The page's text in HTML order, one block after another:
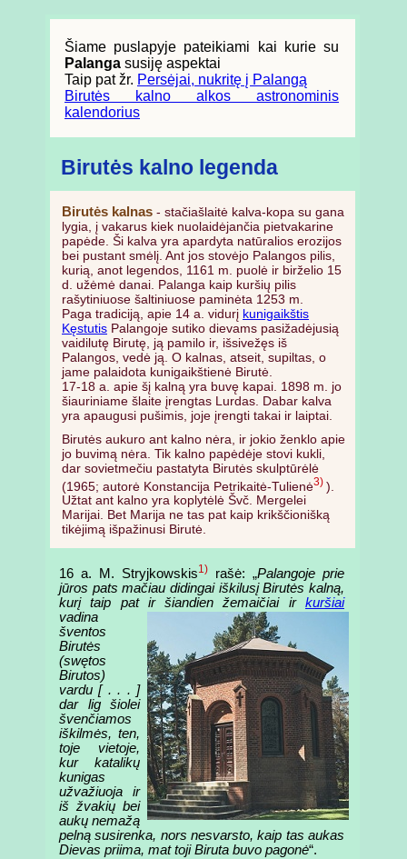
Šiame puslapyje pateikiami kai kurie su
Palanga susiję aspektai
Taip pat žr. Persėjai, nukritę į Palangą
Birutės kalno alkos astronominis
kalendorius
Birutės kalno legenda
Birutės kalnas - stačiašlaitė kalva-kopa su gana
lygia, į vakarus kiek nuolaidėjančia pietvakarine
papėde. Ši kalva yra apardyta natūralios erozijos
bei pustant smėlį. Ant jos stovėjo Palangos pilis,
kurią, anot legendos, 1161 m. puolė ir birželio 15
d. užėmė danai. Palanga kaip kuršių pilis
rašytiniuose šaltiniuose paminėta 1253 m.
Paga tradiciją, apie 14 a. vidurį kunigaikštis
Kęstutis Palangoje sutiko dievams pasižadėjusią
vaidilutę Birutę, ją pamilo ir, išsivežęs iš
Palangos, vedė ją. O kalnas, atseit, supiltas, o
jame palaidota kunigaikštienė Birutė.
17-18 a. apie šį kalną yra buvę kapai. 1898 m. jo
šiauriniame šlaite įrengtas Lurdas. Dabar kalva
yra apaugusi pušimis, joje įrengti takai ir laiptai.
Birutės aukuro ant kalno nėra, ir jokio ženklo apie
jo buvimą nėra. Tik kalno papėdėje stovi kukli,
dar sovietmečiu pastatyta Birutės skulptūrėlė
(1965; autorė Konstancija Petrikaitė-Tulienė3) ).
Užtat ant kalno yra koplytėlė Švč. Mergelei
Marijai. Bet Marija ne tas pat kaip krikščionišką
tikėjimą išpažinusi Birutė.
16 a. M. Stryjkowskis1) rašė: „Palangoje prie
jūros pats mačiau didingai iškilusį Birutės kalną,
kurį taip pat ir šiandien žemaičiai ir kuršiai
vadina
šventos
Birutės
(swętos
Birutos)
vardu [ . . . ]
dar lig šiolei
švenčiamos
iškilmės, ten,
toje vietoje,
kur katalikų
kunigas
užvažiuoja ir
iš žvakių bei
aukų nemažą
pelną susirenka, nors nesvarsto, kaip tas aukas
Dievas priima, mat toji Biruta buvo pagonė“.